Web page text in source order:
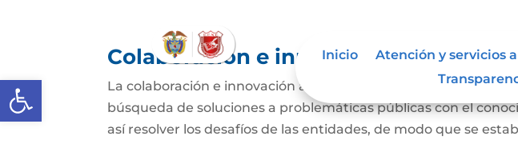
Abrir barra de herramientas
Inicio Atención y servicios
Colaboración e innovación abierta
La colaboración e innovación abierta es entendida como la
búsqueda de soluciones a problemáticas públicas con el
así resolver los desafíos de las entidades, de modo que se